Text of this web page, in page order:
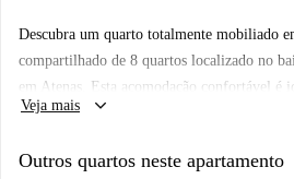
Descubra um quarto totalmente mobiliado
compartilhado de 8 quartos localizado no
em Atenas. Esta acomodação confortável é
praticidade e um senso de comunidade,
verificado pela Spotahome, todos os
Veja mais keyboard_arrow_down
Outros quartos neste apartamento